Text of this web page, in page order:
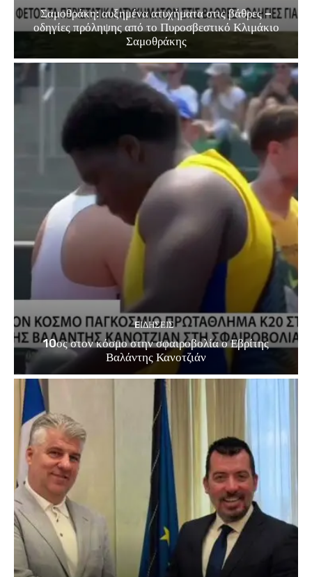
Σαμοθράκη: αυξημένα ατυχήματα στις βάθρες –
οδηγίες πρόληψης από το Πυροσβεστικό Κλιμάκιο
Σαμοθράκης
EΙΔΗΣΕΙΣ
10ος στον κόσμο στην σφαιροβολία ο Εβρίτης
Βαλάντης Κανοτζιάν